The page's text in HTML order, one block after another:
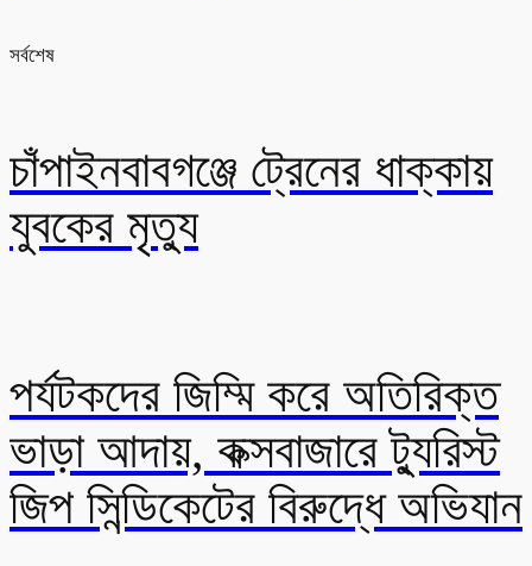
সর্বশেষ
চাঁপাইনবাবগঞ্জে ট্রেনের ধাক্কায়
যুবকের মৃত্যু
পর্যটকদের জিম্মি করে অতিরিক্ত
ভাড়া আদায়, কক্সবাজারে ট্যুরিস্ট
জিপ সিন্ডিকেটের বিরুদ্ধে অভিযান